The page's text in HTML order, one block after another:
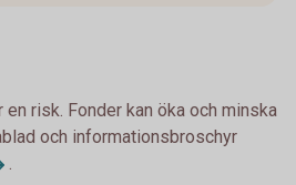
risk. Fonder kan öka och minska
och informationsbroschyr
.